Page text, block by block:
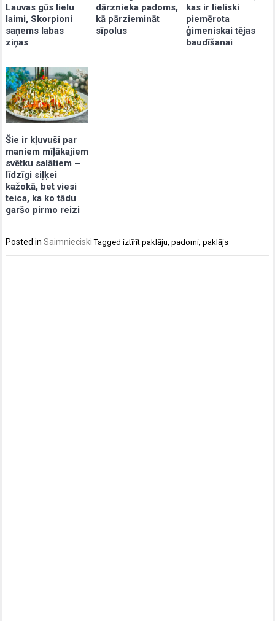
Lauvas gūs lielu
laimi, Skorpioni
saņems labas
ziņas
dārznieka padoms,
kā pārziemināt
sīpolus
kas ir lieliski
piemērota
ģimeniskai tējas
baudīšanai
Šie ir kļuvuši par
maniem mīļākajiem
svētku salātiem –
līdzīgi siļķei
kažokā, bet viesi
teica, ka ko tādu
garšo pirmo reizi
Posted inSaimnieciski Taggediztīrīt paklāju,padomi,paklājs